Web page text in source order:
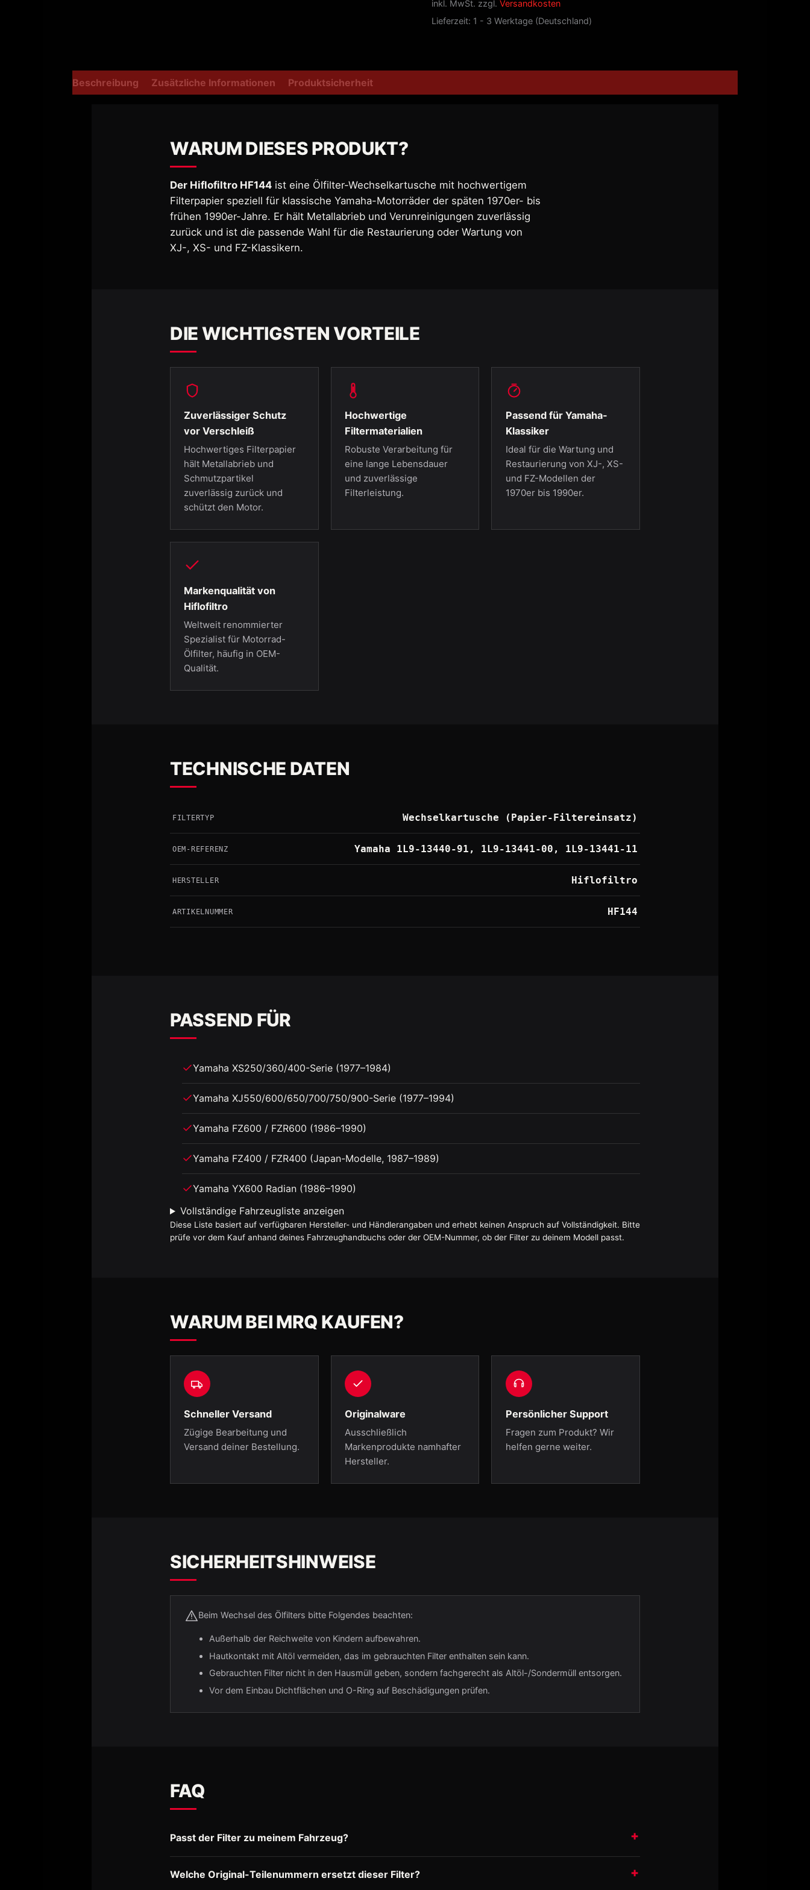
inkl. MwSt. zzgl.Versandkosten
Lieferzeit: 1 - 3 Werktage (Deutschland)
Beschreibung Zusätzliche Informationen Produktsicherheit
WARUM DIESES PRODUKT?
Der Hiflofiltro HF144 ist eine Ölfilter-Wechselkartusche mit hochwertigem
Filterpapier speziell für klassische Yamaha-Motorräder der späten 1970er- bis
frühen 1990er-Jahre. Er hält Metallabrieb und Verunreinigungen zuverlässig
zurück und ist die passende Wahl für die Restaurierung oder Wartung von
XJ-, XS- und FZ-Klassikern.
DIE WICHTIGSTEN VORTEILE
Zuverlässiger Schutz
vor Verschleiß
Hochwertiges Filterpapier
hält Metallabrieb und
Schmutzpartikel
zuverlässig zurück und
schützt den Motor.
Hochwertige
Filtermaterialien
Robuste Verarbeitung für
eine lange Lebensdauer
und zuverlässige
Filterleistung.
Passend für Yamaha-
Klassiker
Ideal für die Wartung und
Restaurierung von XJ-, XS-
und FZ-Modellen der
1970er bis 1990er.
Markenqualität von
Hiflofiltro
Weltweit renommierter
Spezialist für Motorrad-
Ölfilter, häufig in OEM-
Qualität.
TECHNISCHE DATEN
FILTERTYP Wechselkartusche (Papier-Filtereinsatz)
OEM-REFERENZ Yamaha 1L9-13440-91, 1L9-13441-00, 1L9-13441-11
HERSTELLER Hiflofiltro
ARTIKELNUMMER HF144
PASSEND FÜR
Yamaha XS250/360/400-Serie (1977–1984)
Yamaha XJ550/600/650/700/750/900-Serie (1977–1994)
Yamaha FZ600 / FZR600 (1986–1990)
Yamaha FZ400 / FZR400 (Japan-Modelle, 1987–1989)
Yamaha YX600 Radian (1986–1990)
Vollständige Fahrzeugliste anzeigen
Diese Liste basiert auf verfügbaren Hersteller- und Händlerangaben und erhebt keinen Anspruch auf Vollständigkeit. Bitte
prüfe vor dem Kauf anhand deines Fahrzeughandbuchs oder der OEM-Nummer, ob der Filter zu deinem Modell passt.
WARUM BEI MRQ KAUFEN?
Schneller Versand
Zügige Bearbeitung und
Versand deiner Bestellung.
Originalware
Ausschließlich
Markenprodukte namhafter
Hersteller.
Persönlicher Support
Fragen zum Produkt? Wir
helfen gerne weiter.
SICHERHEITSHINWEISE
Beim Wechsel des Ölfilters bitte Folgendes beachten:
Außerhalb der Reichweite von Kindern aufbewahren.
Hautkontakt mit Altöl vermeiden, das im gebrauchten Filter enthalten sein kann.
Gebrauchten Filter nicht in den Hausmüll geben, sondern fachgerecht als Altöl-/Sondermüll entsorgen.
Vor dem Einbau Dichtflächen und O-Ring auf Beschädigungen prüfen.
FAQ
Passt der Filter zu meinem Fahrzeug?
Welche Original-Teilenummern ersetzt dieser Filter?